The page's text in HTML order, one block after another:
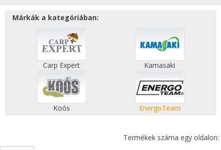
Márkák a kategóriában:
Carp Expert Kamasaki
Koós EnergoTeam
Termékek száma egy oldalon: